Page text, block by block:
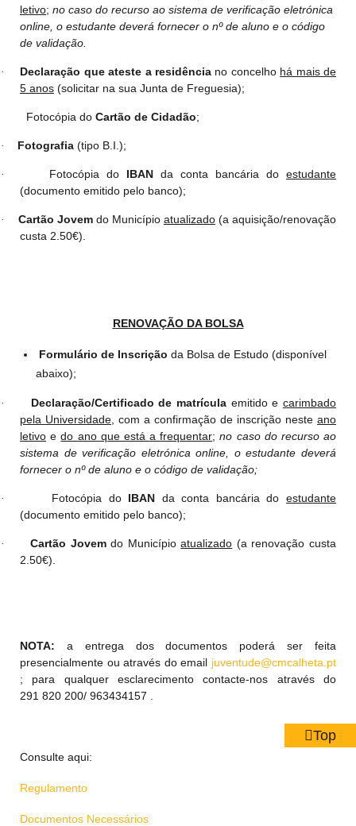
letivo; no caso do recurso ao sistema de verificação eletrónica
online, o estudante deverá fornecer o nº de aluno e o código
de validação.
· Declaração que ateste a residênciano concelho há mais de
5 anos (solicitar na sua Junta de Freguesia);
Fotocópia do Cartão de Cidadão;
· Fotografia (tipo B.I.);
· Fotocópia do IBAN da conta bancária do estudante
(documento emitido pelo banco);
· Cartão Jovemdo Município atualizado(a aquisição/renovação
custa 2.50€).
RENOVAÇÃO DA BOLSA
Formulário de Inscrição da Bolsa de Estudo (disponível
abaixo);
· Declaração/Certificado de matrícula emitido ecarimbado
pela Universidade , com a confirmação de inscrição neste ano
letivo edo ano que está a frequentar;no caso do recurso ao
sistema de verificação eletrónica online, o estudante deverá
fornecer o nº de aluno e o código de validação;
· Fotocópia do IBAN da conta bancária do estudante
(documento emitido pelo banco);
· Cartão Jovemdo Municípioatualizado (a renovação custa
2.50€).
NOTA: a entrega dos documentos poderá ser feita
presencialmente ou através do email juventude@cmcalheta.pt
; para qualquer esclarecimento contacte-nos através do
291 820 200/ 963434157 .
Consulte aqui:
Regulamento
Documentos Necessários
Top